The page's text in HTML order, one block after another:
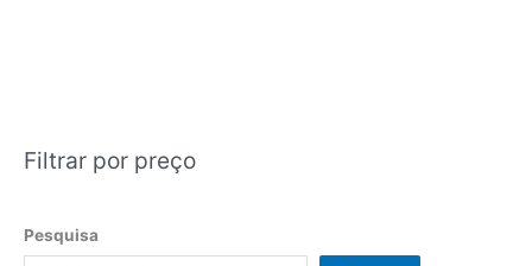
Filtrar por preço
Pesquisa